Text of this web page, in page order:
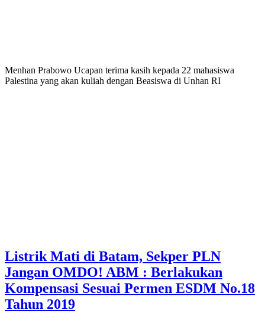
Menhan Prabowo Ucapan terima kasih kepada 22 mahasiswa
Palestina yang akan kuliah dengan Beasiswa di Unhan RI
Listrik Mati di Batam, Sekper PLN
Jangan OMDO! ABM : Berlakukan
Kompensasi Sesuai Permen ESDM No.18
Tahun 2019